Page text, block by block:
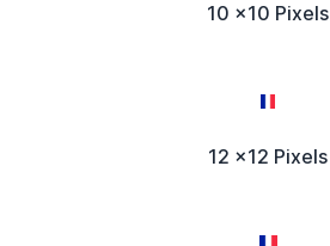
10 x10 Pixels
12 x12 Pixels